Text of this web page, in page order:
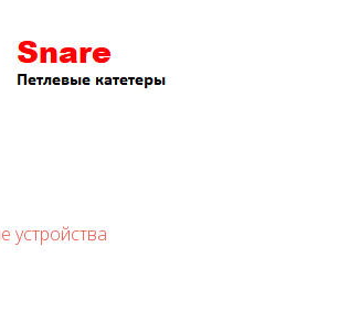
устройства